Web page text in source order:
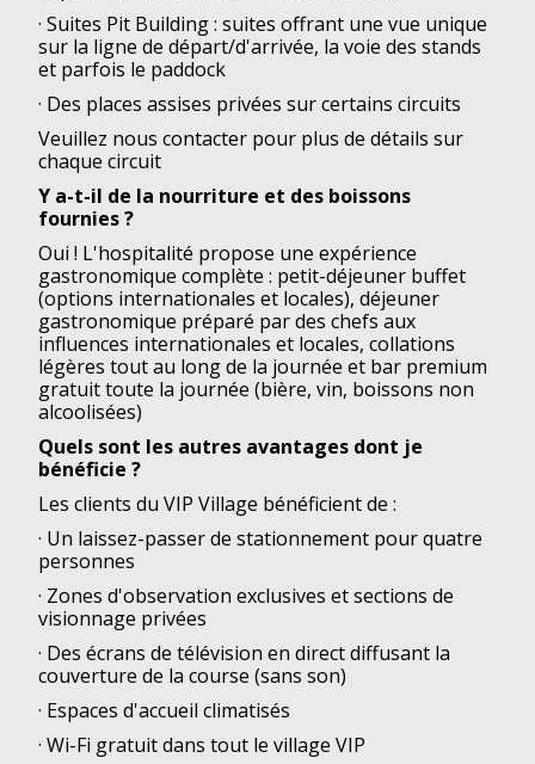
· Suites Pit Building : suites offrant une vue unique
sur la ligne de départ/d'arrivée, la voie des stands
et parfois le paddock
· Des places assises privées sur certains circuits
Veuillez nous contacter pour plus de détails sur
chaque circuit
Y a-t-il de la nourriture et des boissons
fournies ?
Oui ! L'hospitalité propose une expérience
gastronomique complète : petit-déjeuner buffet
(options internationales et locales), déjeuner
gastronomique préparé par des chefs aux
influences internationales et locales, collations
légères tout au long de la journée et bar premium
gratuit toute la journée (bière, vin, boissons non
alcoolisées)
Quels sont les autres avantages dont je
bénéficie ?
Les clients du VIP Village bénéficient de :
· Un laissez-passer de stationnement pour quatre
personnes
· Zones d'observation exclusives et sections de
visionnage privées
· Des écrans de télévision en direct diffusant la
couverture de la course (sans son)
· Espaces d'accueil climatisés
· Wi-Fi gratuit dans tout le village VIP